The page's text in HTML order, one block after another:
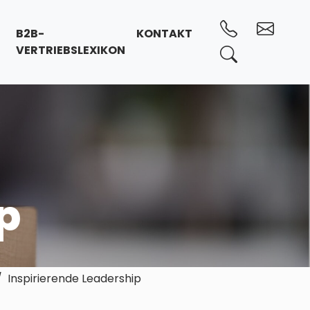
B2B-
VERTRIEBSLEXIKON
KONTAKT
Leadership